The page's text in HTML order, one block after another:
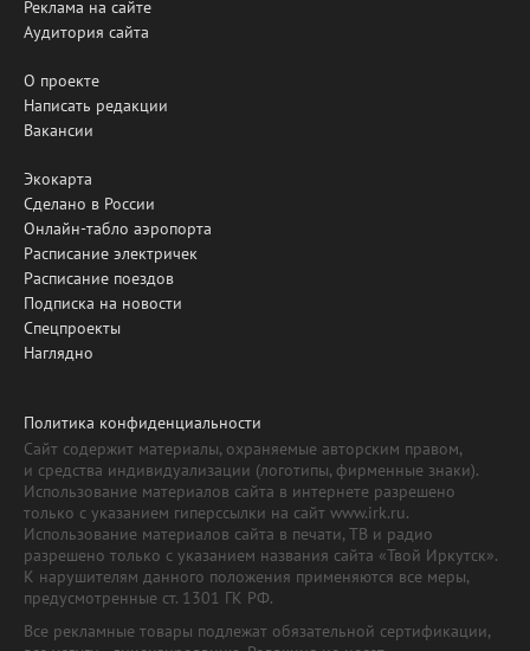
Реклама на сайте
Аудитория сайта
О проекте
Написать редакции
Вакансии
Экокарта
Сделано в России
Онлайн-табло аэропорта
Расписание электричек
Расписание поездов
Подписка на новости
Спецпроекты
Наглядно
Политика конфиденциальности
Сайт содержит материалы, охраняемые авторским правом,
и средства индивидуализации (логотипы, фирменные знаки).
Использование материалов сайта в интернете разрешено
только с указанием гиперссылки на сайт www.irk.ru.
Использование материалов сайта в печати, ТВ и радио
разрешено только с указанием названия сайта «Твой Иркутск».
К нарушителям данного положения применяются все меры,
предусмотренные ст. 1301 ГК РФ.
Все рекламные товары подлежат обязательной сертификации,